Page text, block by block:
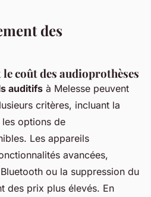
des
coût des audioprothèses
auditifs à Melesse peuvent
critères, incluant la
options de
Les appareils
avancées,
ou la suppression du
des prix plus élevés. En